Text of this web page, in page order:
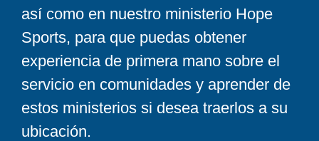
así como en nuestro ministerio Hope
Sports, para que puedas obtener
experiencia de primera mano sobre el
servicio en comunidades y aprender de
estos ministerios si desea traerlos a su
ubicación.